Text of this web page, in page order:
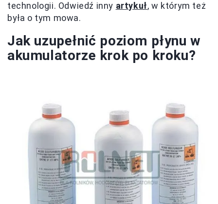
technologii. Odwiedź inny artykuł, w którym też
była o tym mowa.
Jak uzupełnić poziom płynu w
akumulatorze krok po kroku?